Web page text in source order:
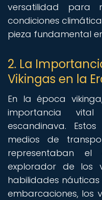
versatilidad para
condiciones
pieza fundamental
2. La
Vikingas en la
En la época
importancia
escandinava.
medios de
representaban el
explorador de los
habilidades
embarcaciones, los